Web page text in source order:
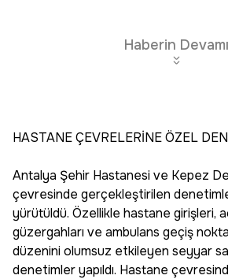
Haberin Devamı
HASTANE ÇEVRELERİNE ÖZEL
Antalya Şehir Hastanesi ve Kepez
çevresinde gerçekleştirilen
yürütüldü. Özellikle hastane girişleri,
güzergahları ve ambulans geçiş
düzenini olumsuz etkileyen seyyar
denetimler yapıldı. Hastane